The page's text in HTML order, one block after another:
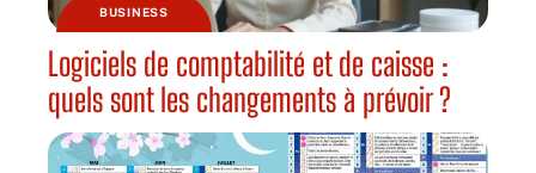
BUSINESS
Logiciels de comptabilité et de caisse :
quels sont les changements à prévoir ?